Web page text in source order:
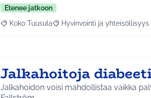
Etenee jatkoon
Rajaa tulokset aihepiirin mukaan: Koko Tuusula
Koko Tuusula Rajaa tulokset teeman
Hyvinvointi ja yhteisöllisyys
Jalkahoitoja
Jalkahoidon voisi mahdollistaa vaikka